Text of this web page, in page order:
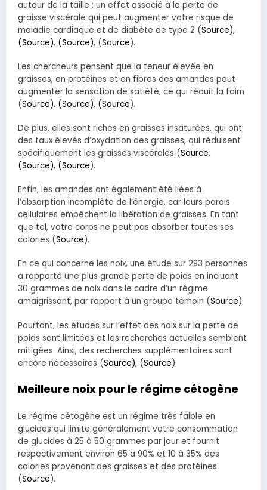
autour de la taille ; un effet associé à la perte de
graisse viscérale qui peut augmenter votre risque de
maladie cardiaque et de diabète de type 2 (Source),
(Source), (Source), (Source).
Les chercheurs pensent que la teneur élevée en
graisses, en protéines et en fibres des amandes peut
augmenter la sensation de satiété, ce qui réduit la faim
(Source), (Source), (Source).
De plus, elles sont riches en graisses insaturées, qui ont
des taux élevés d’oxydation des graisses, qui réduisent
spécifiquement les graisses viscérales (Source,
(Source), (Source).
Enfin, les amandes ont également été liées à
l’absorption incomplète de l’énergie, car leurs parois
cellulaires empêchent la libération de graisses. En tant
que tel, votre corps ne peut pas absorber toutes ses
calories (Source).
En ce qui concerne les noix, une étude sur 293 personnes
a rapporté une plus grande perte de poids en incluant
30 grammes de noix dans le cadre d’un régime
amaigrissant, par rapport à un groupe témoin (Source).
Pourtant, les études sur l’effet des noix sur la perte de
poids sont limitées et les recherches actuelles semblent
mitigées. Ainsi, des recherches supplémentaires sont
encore nécessaires (Source), (Source).
Meilleure noix pour le régime cétogène
Le régime cétogène est un régime très faible en
glucides qui limite généralement votre consommation
de glucides à 25 à 50 grammes par jour et fournit
respectivement environ 65 à 90% et 10 à 35% des
calories provenant des graisses et des protéines
(Source).